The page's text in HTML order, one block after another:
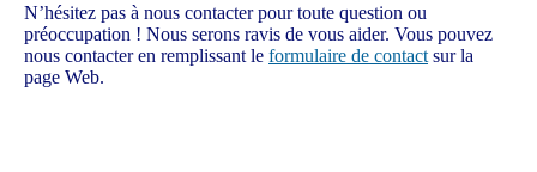
N’hésitez pas à nous contacter pour toute question ou
préoccupation ! Nous serons ravis de vous aider. Vous pouvez
nous contacter en remplissant le formulaire de contact sur la
page Web.